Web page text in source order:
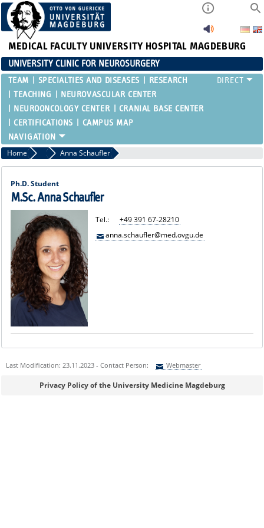
MEDICAL FACULTY UNIVERSITY HOSPITAL MAGDEBURG
UNIVERSITY CLINIC FOR NEUROSURGERY
TEAM SPECIALTIES AND DISEASES
RESEARCH
TEACHING
NEUROVASCULAR CENTER
NEUROONCOLOGY CENTER
CRANIAL BASE CENTER
CERTIFICATIONS
CAMPUS MAP
Home Lednik, Pourgonabadi, Schaufler, Kaya
Anna Schaufler
Ph.D. Student
M.Sc. Anna Schaufler
Tel.:
+49 391 67-28210
anna.schaufler@med.ovgu.de
Last Modification: 23.11.2023 - Contact Person: Webmaster
Sie können eine Nachricht versenden an:Webmaster
Privacy Policy of the University Medicine Magdeburg